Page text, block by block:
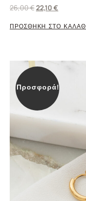
26,00€22,10€
ΠΡΟΣΘΗΚΗ ΣΤΟ ΚΑΛΑΘΙ
Προσφορά!